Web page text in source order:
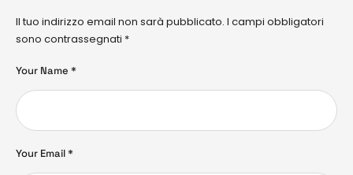
Il tuo indirizzo email non sarà pubblicato. I campi obbligatori
sono contrassegnati *
Your Name *
Your Email *